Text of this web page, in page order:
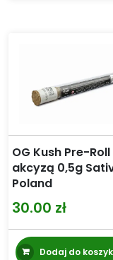
OG Kush Pre-Roll
akcyzą 0,5g
Poland
30.00 zł
Dodaj do